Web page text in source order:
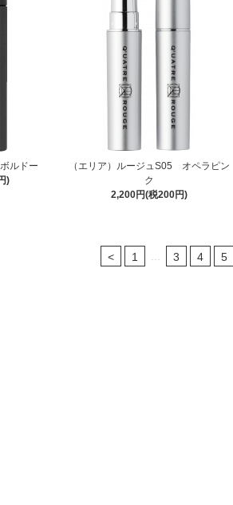
ルドー
)
（エリア）ルージュS05 オペラピン
ク
2,200円(税200円)
< 1 3 4 5